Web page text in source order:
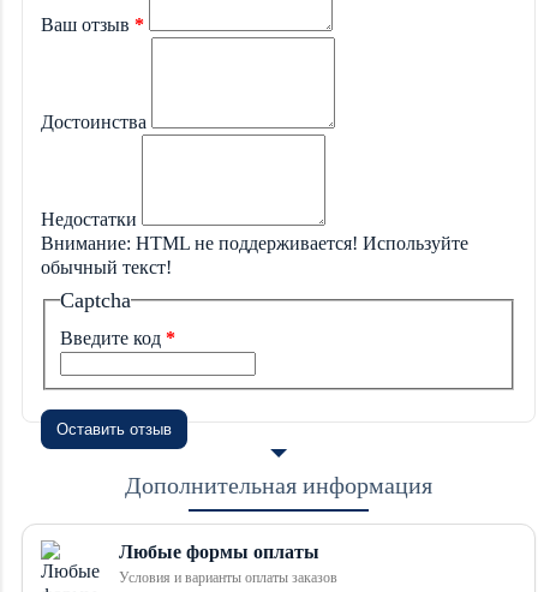
Ваш отзыв
Достоинства
Недостатки
Внимание: HTML не поддерживается! Используйте
обычный текст!
Captcha
Введите код
Оставить отзыв
Дополнительная информация
Любые формы оплаты
Условия и варианты оплаты заказов